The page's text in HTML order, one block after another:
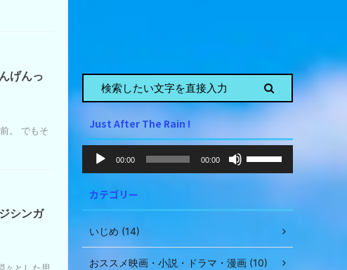
げんっ
。 でもそ
シンガ
Just After The Rain !
レ
ヤ
ー
00:00 00:00
ム
カテゴリー
いじめ (14)
おススメ映画・小説・ドラマ・漫画 (10)